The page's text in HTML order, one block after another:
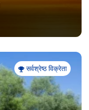
सर्वश्रेष्ठ विक्रेता